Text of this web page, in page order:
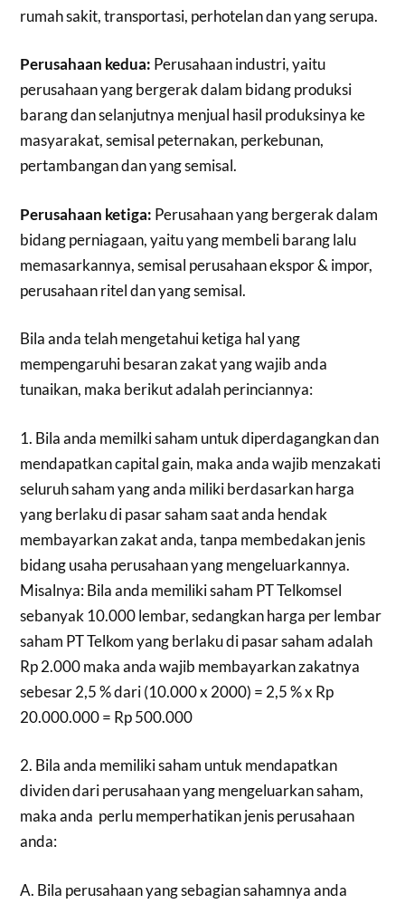
rumah sakit, transportasi, perhotelan dan yang serupa.
Perusahaan kedua: Perusahaan industri, yaitu
perusahaan yang bergerak dalam bidang produksi
barang dan selanjutnya menjual hasil produksinya ke
masyarakat, semisal peternakan, perkebunan,
pertambangan dan yang semisal.
Perusahaan ketiga: Perusahaan yang bergerak dalam
bidang perniagaan, yaitu yang membeli barang lalu
memasarkannya, semisal perusahaan ekspor & impor,
perusahaan ritel dan yang semisal.
Bila anda telah mengetahui ketiga hal yang
mempengaruhi besaran zakat yang wajib anda
tunaikan, maka berikut adalah perinciannya:
1. Bila anda memilki saham untuk diperdagangkan dan
mendapatkan capital gain, maka anda wajib menzakati
seluruh saham yang anda miliki berdasarkan harga
yang berlaku di pasar saham saat anda hendak
membayarkan zakat anda, tanpa membedakan jenis
bidang usaha perusahaan yang mengeluarkannya.
Misalnya: Bila anda memiliki saham PT Telkomsel
sebanyak 10.000 lembar, sedangkan harga per lembar
saham PT Telkom yang berlaku di pasar saham adalah
Rp 2.000 maka anda wajib membayarkan zakatnya
sebesar 2,5 % dari (10.000 x 2000) = 2,5 % x Rp
20.000.000 = Rp 500.000
2. Bila anda memiliki saham untuk mendapatkan
dividen dari perusahaan yang mengeluarkan saham,
maka anda perlu memperhatikan jenis perusahaan
anda:
A. Bila perusahaan yang sebagian sahamnya anda